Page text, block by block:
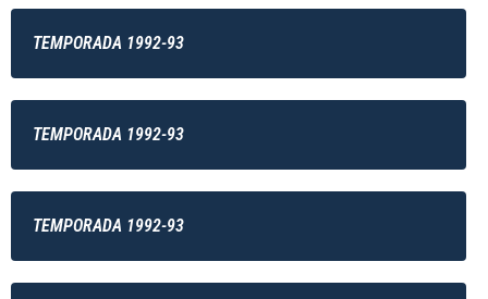
TEMPORADA 1992-93
TEMPORADA 1992-93
TEMPORADA 1992-93